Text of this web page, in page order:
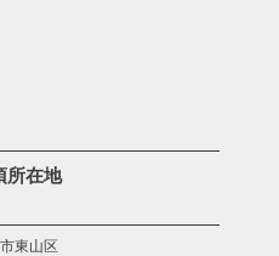
所在地
東山区